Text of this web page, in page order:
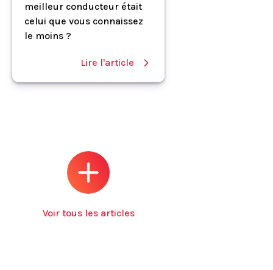
meilleur conducteur était
celui que vous connaissez
le moins ?
Lire l'article
Voir tous les articles